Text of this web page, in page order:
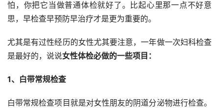
怕，你把它当做普通体检就好了。比起心里那一点不好意
思，早检查早预防早治疗才是更为重要的。
尤其是有过性经历的女性尤其要注意，一年做一次妇科检查
是最好的，说说女性体检必做的一些项目：
1、白带常规检查
白带常规检查项目就是对女性朋友的阴道分泌物进行检查。